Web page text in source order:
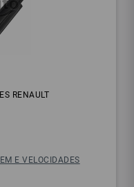
RENAULT
E VELOCIDADES